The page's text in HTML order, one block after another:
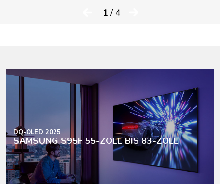
1 / 4
DQ-OLED 2025
SAMSUNG S95F 55-ZOLL BIS 83-ZOLL